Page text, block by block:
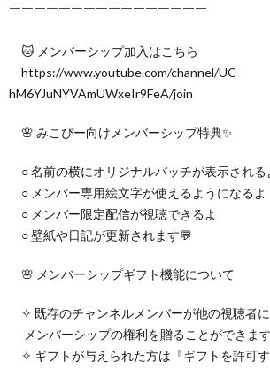
￣￣￣￣￣￣￣￣￣￣￣￣￣￣￣￣
🐱 メンバーシップ加入はこちら
https://www.youtube.com/channel/UC-
hM6YJuNYVAmUWxeIr9FeA/join
🌸 みこぴー向けメンバーシップ特典✨
○ 名前の横にオリジナルバッチが表示される
○ メンバー専用絵文字が使えるようになるよ
○ メンバー限定配信が視聴できるよ
○ 壁紙や日記が更新されます💬
🌸 メンバーシップギフト機能について
✧ 既存のチャンネルメンバーが他の視聴者に
メンバーシップの権利を贈ることができま
✧ ギフトが与えられた方は『ギフトを許可す